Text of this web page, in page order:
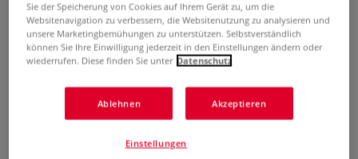
da Vinci Breiter Borstenpinsel Serie 2473 aus Chinaborsten.
Ideal zum Firnissen, Maserieren, Lasieren und Grundieren.
Mehr
ab
Sie der Speicherung von Cookies auf Ihrem Gerät zu, um die
Websitenavigation zu verbessern, die Websitenutzung zu analysieren und
unsere Marketingbemühungen zu unterstützen. Selbstverständlich
können Sie Ihre Einwilligung jederzeit in den Einstellungen ändern oder
wiederrufen. Diese finden Sie unter Datenschutz
Ablehnen Akzeptieren
Einstellungen